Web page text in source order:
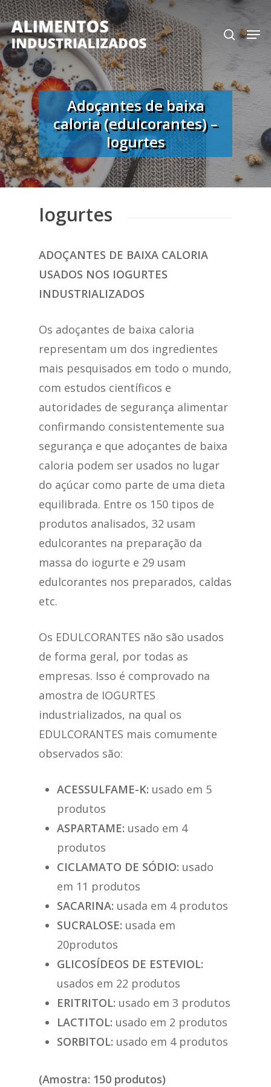
Skip
to
main
content
search
Adoçantes de baixa
caloria (edulcorantes) –
Iogurtes
Iogurtes
ADOÇANTES DE BAIXA CALORIA
USADOS NOS IOGURTES
INDUSTRIALIZADOS
Os adoçantes de baixa caloria
representam um dos ingredientes
mais pesquisados em todo o mundo,
com estudos científicos e
autoridades de segurança alimentar
confirmando consistentemente sua
segurança e que adoçantes de baixa
caloria podem ser usados no lugar
do açúcar como parte de uma dieta
equilibrada. Entre os 150 tipos de
produtos analisados, 32 usam
edulcorantes na preparação da
massa do iogurte e 29 usam
edulcorantes nos preparados, caldas
etc.
Os EDULCORANTES não são usados
de forma geral, por todas as
empresas. Isso é comprovado na
amostra de IOGURTES
industrializados, na qual os
EDULCORANTES mais comumente
observados são:
ACESSULFAME-K: usado em 5
produtos
ASPARTAME: usado em 4
produtos
CICLAMATO DE SÓDIO: usado
em 11 produtos
SACARINA: usada em 4 produtos
SUCRALOSE: usada em
20produtos
GLICOSÍDEOS DE ESTEVIOL:
usados em 22 produtos
ERITRITOL: usado em 3 produtos
LACTITOL: usado em 2 produtos
SORBITOL: usado em 4 produtos
(Amostra: 150 produtos)
Close
Menu